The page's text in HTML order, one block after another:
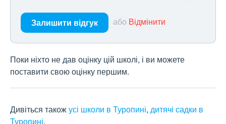
Залишити відгук або Відмінити
Поки ніхто не дав оцінку цій школі, і ви можете
поставити свою оцінку першим.
Дивіться такожусі школи в Туропині, дитячі садки в
Туропині.